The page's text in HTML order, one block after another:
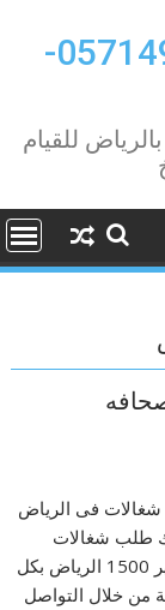
شغالات الرياض 0571493230-
للقيام
شغالات فى الرياض
طلب شغالات
بالشهر 1500 الرياض بكل
من خلال التواصل